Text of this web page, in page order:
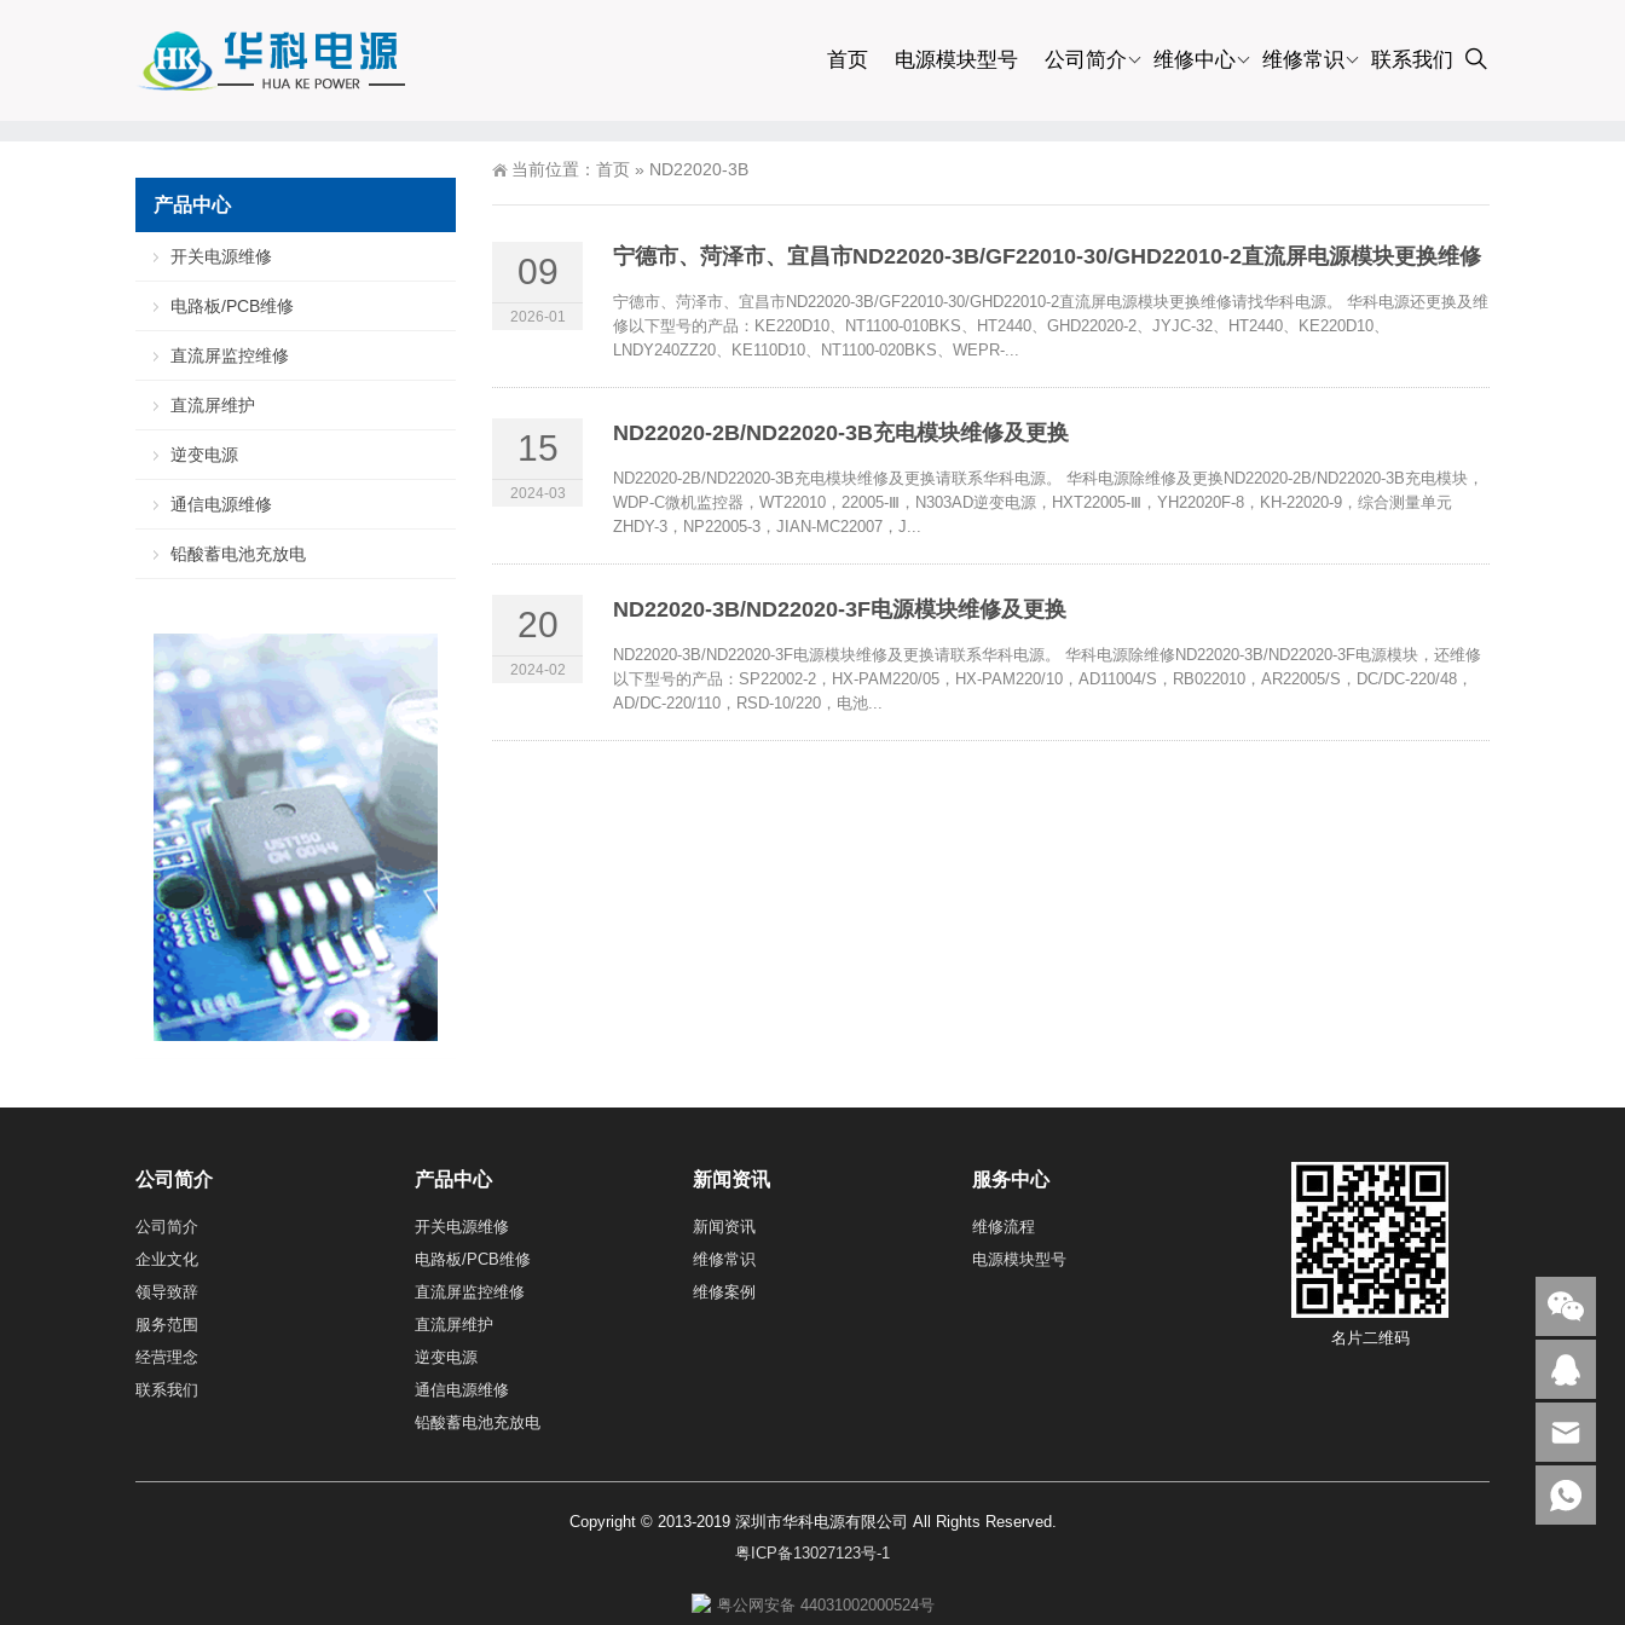
首页 电源模块型号 公司简介 维修中心 维修常识 联系我们
当前位置： 首页 » ND22020-3B
09
2026-01
宁德市、菏泽市、宜昌市ND22020-3B/GF22010-30/GHD22010-2直流屏电源模块更换维修
宁德市、菏泽市、宜昌市ND22020-3B/GF22010-30/GHD22010-2直流屏电源模块更换维修请找华科电源。 华科电源还更换及维
修以下型号的产品：KE220D10、NT1100-010BKS、HT2440、GHD22020-2、JYJC-32、HT2440、KE220D10、
LNDY240ZZ20、KE110D10、NT1100-020BKS、WEPR-...
15
2024-03
ND22020-2B/ND22020-3B充电模块维修及更换
ND22020-2B/ND22020-3B充电模块维修及更换请联系华科电源。 华科电源除维修及更换ND22020-2B/ND22020-3B充电模块，
WDP-C微机监控器，WT22010，22005-Ⅲ，N303AD逆变电源，HXT22005-Ⅲ，YH22020F-8，KH-22020-9，综合测量单元
ZHDY-3，NP22005-3，JIAN-MC22007，J...
20
2024-02
ND22020-3B/ND22020-3F电源模块维修及更换
ND22020-3B/ND22020-3F电源模块维修及更换请联系华科电源。 华科电源除维修ND22020-3B/ND22020-3F电源模块，还维修
以下型号的产品：SP22002-2，HX-PAM220/05，HX-PAM220/10，AD11004/S，RB022010，AR22005/S，DC/DC-220/48，
AD/DC-220/110，RSD-10/220，电池...
产品中心
开关电源维修
电路板/PCB维修
直流屏监控维修
直流屏维护
逆变电源
通信电源维修
铅酸蓄电池充放电
公司简介
公司简介
企业文化
领导致辞
服务范围
经营理念
联系我们
产品中心
开关电源维修
电路板/PCB维修
直流屏监控维修
直流屏维护
逆变电源
通信电源维修
铅酸蓄电池充放电
新闻资讯
新闻资讯
维修常识
维修案例
服务中心
维修流程
电源模块型号
名片二维码
Copyright © 2013-2019 深圳市华科电源有限公司 All Rights Reserved.
粤ICP备13027123号-1
粤公网安备 44031002000524号